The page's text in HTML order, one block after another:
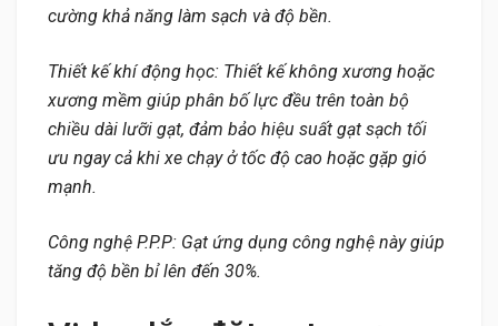
cường khả năng làm sạch và độ bền.
Thiết kế khí động học: Thiết kế không xương hoặc
xương mềm giúp phân bố lực đều trên toàn bộ
chiều dài lưỡi gạt, đảm bảo hiệu suất gạt sạch tối
ưu ngay cả khi xe chạy ở tốc độ cao hoặc gặp gió
mạnh.
Công nghệ P.P.P: Gạt ứng dụng công nghệ này giúp
tăng độ bền bỉ lên đến 30%.